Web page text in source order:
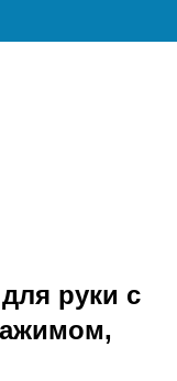
руки с